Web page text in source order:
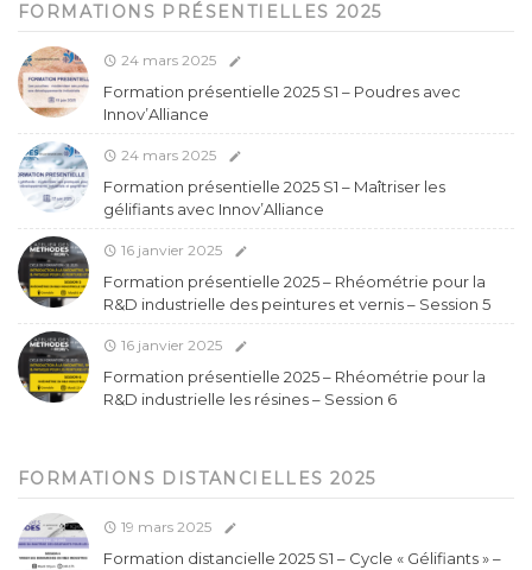
FORMATIONS PRÉSENTIELLES 2025
24 mars 2025
Formation présentielle 2025 S1 – Poudres avec
Innov’Alliance
24 mars 2025
Formation présentielle 2025 S1 – Maîtriser les
gélifiants avec Innov’Alliance
16 janvier 2025
Formation présentielle 2025 – Rhéométrie pour la
R&D industrielle des peintures et vernis – Session 5
16 janvier 2025
Formation présentielle 2025 – Rhéométrie pour la
R&D industrielle les résines – Session 6
FORMATIONS DISTANCIELLES 2025
19 mars 2025
Formation distancielle 2025 S1 – Cycle « Gélifiants » –